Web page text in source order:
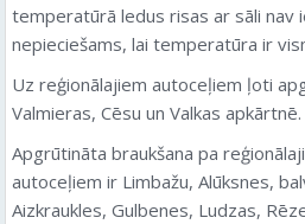
temperatūrā ledus risas ar sāli nav
nepieciešams, lai temperatūra ir
Uz reģionālajiem autoceļiem ļoti
Valmieras, Cēsu un Valkas apkārtnē.
Apgrūtināta braukšana pa
autoceļiem ir Limbažu, Alūksnes,
Aizkraukles, Gulbenes, Ludzas,